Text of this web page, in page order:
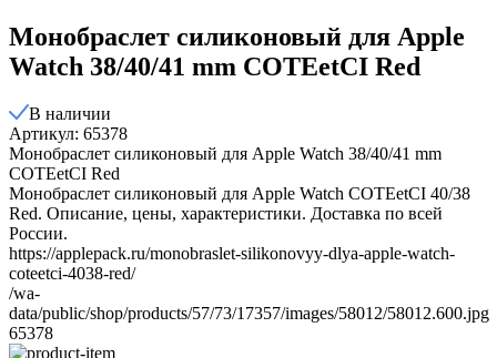
Монобраслет силиконовый для Apple
Watch 38/40/41 mm COTEetCI Red
В наличии
Артикул: 65378
Монобраслет силиконовый для Apple Watch 38/40/41 mm
COTEetCI Red
Монобраслет силиконовый для Apple Watch COTEetCI 40/38
Red. Описание, цены, характеристики. Доставка по всей
России.
https://applepack.ru/monobraslet-silikonovyy-dlya-apple-watch-
coteetci-4038-red/
/wa-
data/public/shop/products/57/73/17357/images/58012/58012.600.jpg
65378